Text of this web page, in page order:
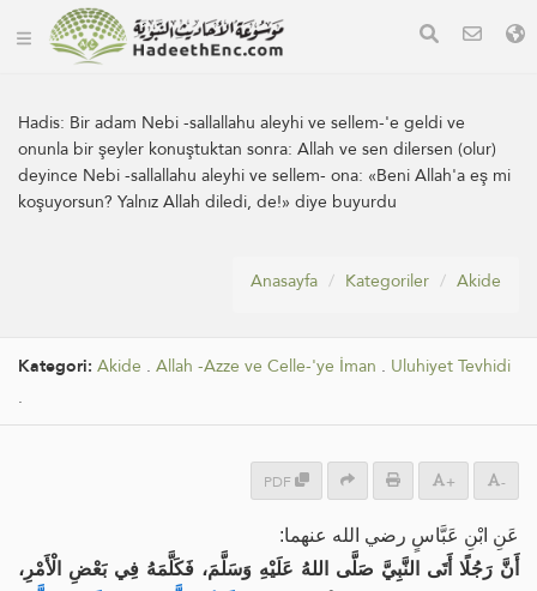
Hadis: Bir adam Nebi -sallallahu aleyhi ve sellem-'e geldi ve
onunla bir şeyler konuştuktan sonra: Allah ve sen dilersen (olur)
deyince Nebi -sallallahu aleyhi ve sellem- ona: «Beni Allah'a eş mi
koşuyorsun? Yalnız Allah diledi, de!» diye buyurdu
Anasayfa Kategoriler Akide
Kategori: Akide . Allah -Azze ve Celle-'ye İman . Uluhiyet Tevhidi
.
PDF + -
عَنِ ابْنِ عَبَّاسٍ رضي الله عنهما:
أَنَّ رَجُلًا أَتَى النَّبِيَّ صَلَّى اللهُ عَلَيْهِ وَسَلَّمَ، فَكَلَّمَهُ فِي بَعْضِ الْأَمْرِ،